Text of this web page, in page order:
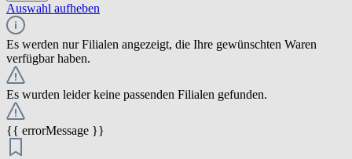
Auswahl aufheben
Es werden nur Filialen angezeigt, die Ihre gewünschten Waren
verfügbar haben.
Es wurden leider keine passenden Filialen gefunden.
{{ errorMessage }}